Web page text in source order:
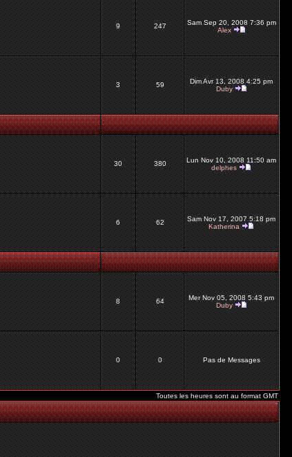
9 247
Sam Sep 20, 2008 7:36 pm
Alex
3 59
Dim Avr 13, 2008 4:25 pm
Duby
30 380
Lun Nov 10, 2008 11:50 am
delphes
6 62
Sam Nov 17, 2007 5:18 pm
Katherina
8 64
Mer Nov 05, 2008 5:43 pm
Duby
0 0 Pas de Messages
Toutes les heures sont au format GMT